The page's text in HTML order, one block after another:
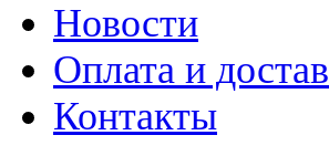
Новости
Оплата и
Контакты